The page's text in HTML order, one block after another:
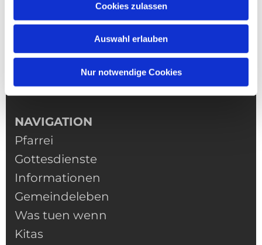
Cookies zulassen
Auswahl erlauben
Nur notwendige Cookies
NAVIGATION
Pfarrei
Gottesdienste
Informationen
Gemeindeleben
Was tuen wenn
Kitas